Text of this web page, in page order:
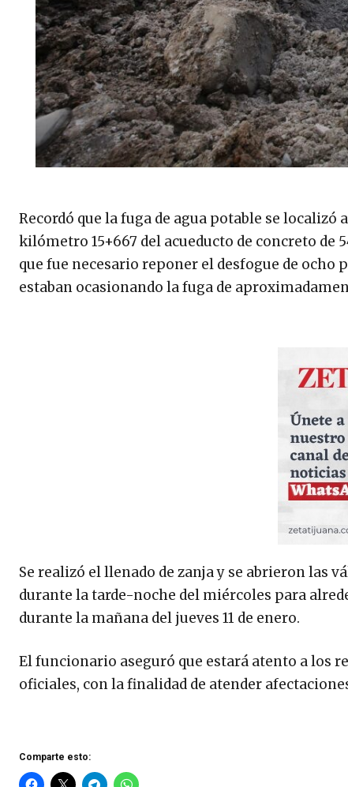
Recordó que la fuga de agua potable se localizó
kilómetro 15+667 del acueducto de concreto de
que fue necesario reponer el desfogue de ocho
estaban ocasionando la fuga de
Se realizó el llenado de zanja y se abrieron las
durante la tarde-noche del miércoles para
durante la mañana del jueves 11 de enero.
El funcionario aseguró que estará atento a los
oficiales, con la finalidad de atender
Comparte esto: